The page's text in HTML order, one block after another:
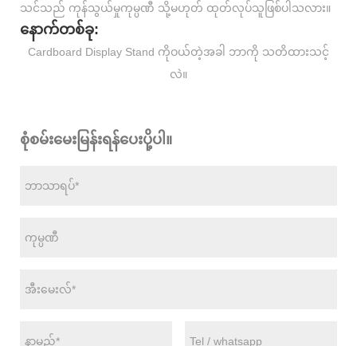
သင်သည် ကုန်သွယ်မှုကုမ္ပဏီ သို့မဟုတ် ထုတ်လုပ်သူဖြစ်ပါသလား။
နောက်တစ်ခု:
Cardboard Display Stand ကိုဝယ်တဲ့အခါ ဘာကို သတိထားသင့်
လဲ။
စုံစမ်းမေးမြန်းရန်ပေးပို့ပါ။